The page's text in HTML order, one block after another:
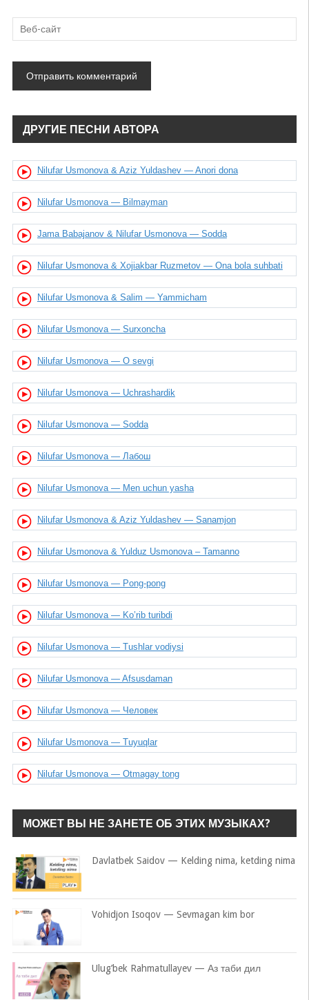
ДРУГИЕ ПЕСНИ АВТОРА
Nilufar Usmonova & Aziz Yuldashev — Anori dona
Nilufar Usmonova — Bilmayman
Jama Babajanov & Nilufar Usmonova — Sodda
Nilufar Usmonova & Xojiakbar Ruzmetov — Ona bola suhbati
Nilufar Usmonova & Salim — Yammicham
Nilufar Usmonova — Surxoncha
Nilufar Usmonova — O sevgi
Nilufar Usmonova — Uchrashardik
Nilufar Usmonova — Sodda
Nilufar Usmonova — Лабош
Nilufar Usmonova — Men uchun yasha
Nilufar Usmonova & Aziz Yuldashev — Sanamjon
Nilufar Usmonova & Yulduz Usmonova – Tamanno
Nilufar Usmonova — Pong-pong
Nilufar Usmonova — Ko’rib turibdi
Nilufar Usmonova — Tushlar vodiysi
Nilufar Usmonova — Afsusdaman
Nilufar Usmonova — Человек
Nilufar Usmonova — Tuyuqlar
Nilufar Usmonova — Otmagay tong
МОЖЕТ ВЫ НЕ ЗАНЕТЕ ОБ ЭТИХ МУЗЫКАХ?
Davlatbek Saidov — Kelding nima, ketding nima
Vohidjon Isoqov — Sevmagan kim bor
Ulug’bek Rahmatullayev — Аз таби дил